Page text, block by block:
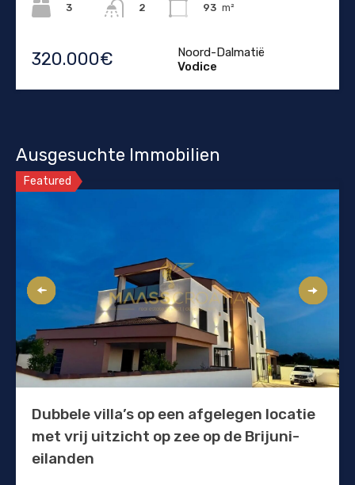
3
2
93 m²
320.000€
Noord-Dalmatië
Vodice
Ausgesuchte Immobilien
Featured
Dubbele villa’s op een afgelegen locatie
met vrij uitzicht op zee op de Brijuni-
eilanden